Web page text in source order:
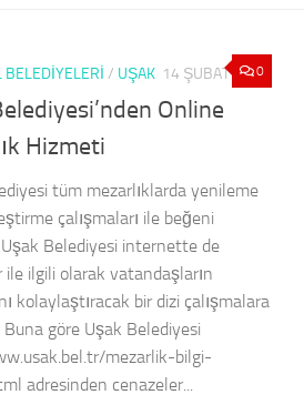
0
BELEDİYELERİ / UŞAK 14 ŞUBAT 2014
Online
Hizmeti
tüm mezarlıklarda yenileme
çalışmaları ile beğeni
Belediyesi internette de
ile ilgili olarak vatandaşların
kolaylaştıracak bir dizi çalışmalara
Buna göre Uşak Belediyesi
mezarlik-bilgi-
adresinden cenazeler...